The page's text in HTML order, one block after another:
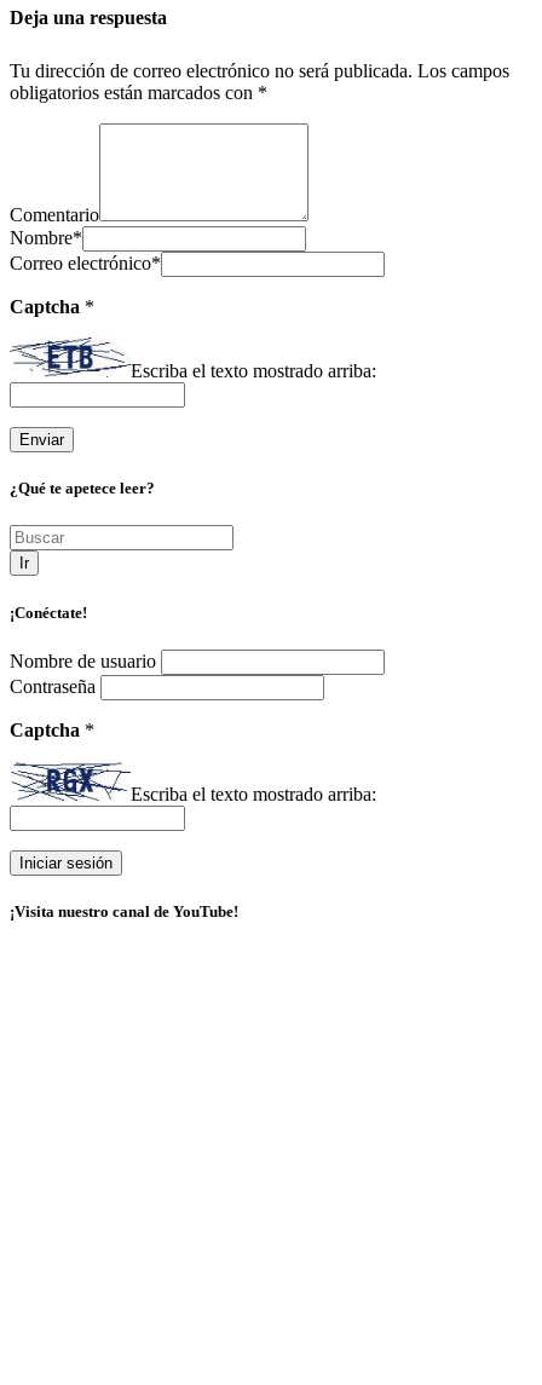
Deja una respuesta
Tu dirección de correo electrónico no será publicada. Los campos
obligatorios están marcados con *
Comentario
Nombre*
Correo electrónico*
Captcha *
Escriba el texto mostrado arriba:
¿Qué te apetece leer?
Ir
¡Conéctate!
Nombre de usuario
Contraseña
Captcha *
Escriba el texto mostrado arriba:
¡Visita nuestro canal de YouTube!